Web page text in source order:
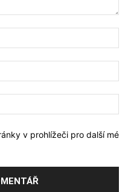
v prohlížeči pro další mé